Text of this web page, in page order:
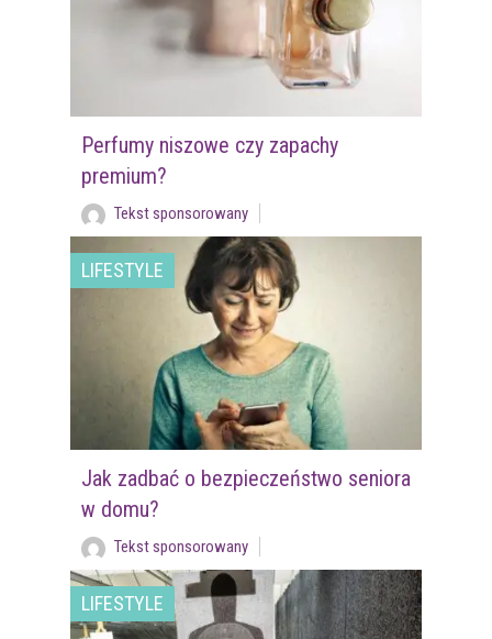
Perfumy niszowe czy zapachy
premium?
Tekst sponsorowany
LIFESTYLE
Jak zadbać o bezpieczeństwo seniora
w domu?
Tekst sponsorowany
LIFESTYLE